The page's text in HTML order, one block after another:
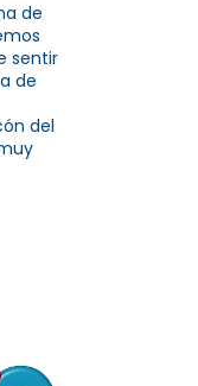
de
sentir
de
del